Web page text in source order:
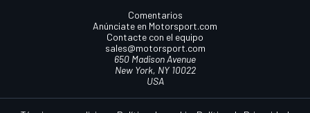
Comentarios
Anúnciate en Motorsport.com
Contacte con el equipo
sales@motorsport.com
650 Madison Avenue
New York, NY 10022
USA